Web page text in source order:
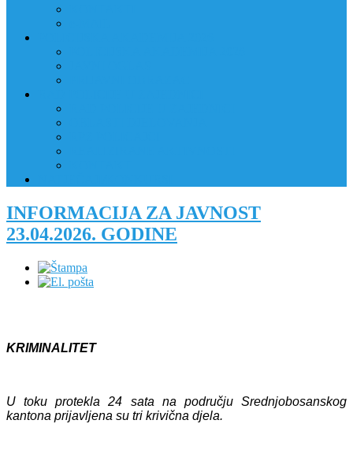
INFORMACIJA ZA JAVNOST
23.04.2026. GODINE
KRIMINALITET
U toku protekla 24 sata na području Srednjobosanskog
kantona prijavljena su tri krivična djela.